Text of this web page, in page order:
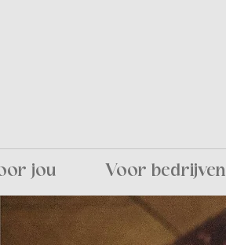
jou Voor bedrijven